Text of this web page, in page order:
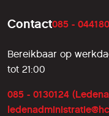
Contact085 -
Bereikbaar op
tot 21:00
085 - 0130124